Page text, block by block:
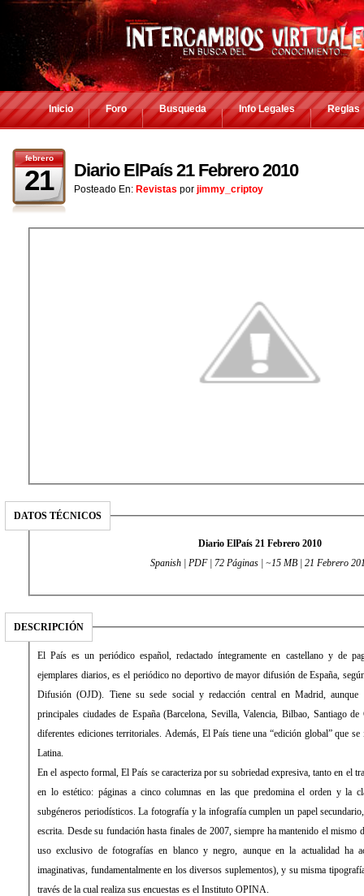
Inicio Foro Busqueda Info Legales Reglas
febrero
21 Diario ElPaís 21 Febrero 2010
Posteado En: Revistas por jimmy_criptoy
DATOS TÉCNICOS
Diario ElPaís 21 Febrero 2010
Spanish | PDF | 72 Páginas | ~15 MB | 21 Febrero
DESCRIPCIÓN
El País es un periódico español, redactado íntegramente en castellano y de
ejemplares diarios, es el periódico no deportivo de mayor difusión de España,
Difusión (OJD). Tiene su sede social y redacción central en Madrid, aunque
principales ciudades de España (Barcelona, Sevilla, Valencia, Bilbao, Santiago de
diferentes ediciones territoriales. Además, El País tiene una “edición global” que
Latina.
En el aspecto formal, El País se caracteriza por su sobriedad expresiva, tanto en el
en lo estético: páginas a cinco columnas en las que predomina el orden y la
subgéneros periodísticos. La fotografía y la infografía cumplen un papel
escrita. Desde su fundación hasta finales de 2007, siempre ha mantenido el mismo
uso exclusivo de fotografías en blanco y negro, aunque en la actualidad ha
imaginativas, fundamentalmente en los diversos suplementos), y su misma
través de la cual realiza sus encuestas es el Instituto OPINA.